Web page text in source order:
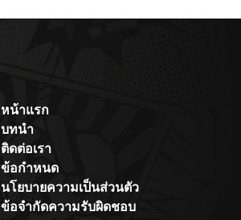
หน้าแรก
บทนำ
ติดต่อเรา
ข้อกำหนด
นโยบายความเป็นส่วนตัว
ข้อจำกัดความรับผิดชอบ